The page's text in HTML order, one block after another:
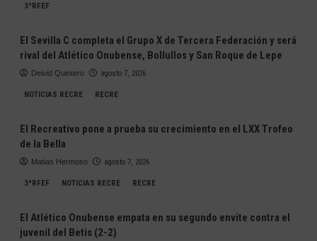
3ªRFEF
El Sevilla C completa el Grupo X de Tercera Federación y será
rival del Atlético Onubense, Bollullos y San Roque de Lepe
Deivid Quintero agosto 7, 2026
NOTICIAS RECRE RECRE
El Recreativo pone a prueba su crecimiento en el LXX Trofeo
de la Bella
Matias Hermoso agosto 7, 2026
3ªRFEF NOTICIAS RECRE RECRE
El Atlético Onubense empata en su segundo envite contra el
juvenil del Betis (2-2)